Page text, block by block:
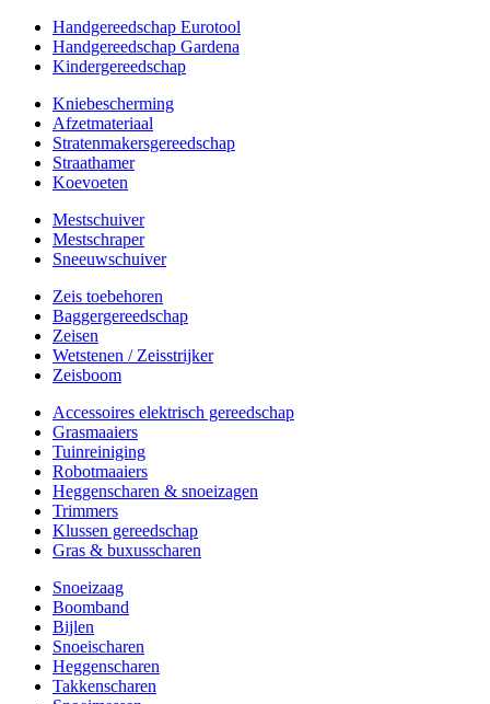
Handgereedschap Eurotool
Handgereedschap Gardena
Kindergereedschap
Kniebescherming
Afzetmateriaal
Stratenmakersgereedschap
Straathamer
Koevoeten
Mestschuiver
Mestschraper
Sneeuwschuiver
Zeis toebehoren
Baggergereedschap
Zeisen
Wetstenen / Zeisstrijker
Zeisboom
Accessoires elektrisch gereedschap
Grasmaaiers
Tuinreiniging
Robotmaaiers
Heggenscharen & snoeizagen
Trimmers
Klussen gereedschap
Gras & buxusscharen
Snoeizaag
Boomband
Bijlen
Snoeischaren
Heggenscharen
Takkenscharen